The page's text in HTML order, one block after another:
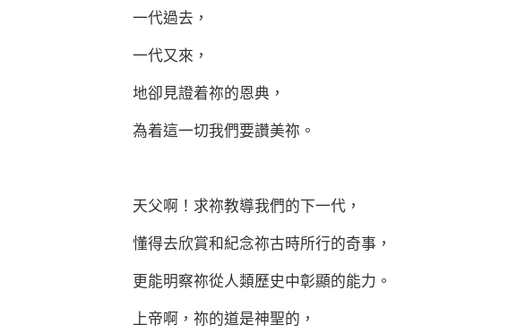
一代過去，
一代又來，
地卻見證着祢的恩典，
為着這一切我們要讚美祢。
天父啊！求祢教導我們的下一代，
懂得去欣賞和紀念祢古時所行的奇事，
更能明察祢從人類歷史中彰顯的能力。
上帝啊，祢的道是神聖的，